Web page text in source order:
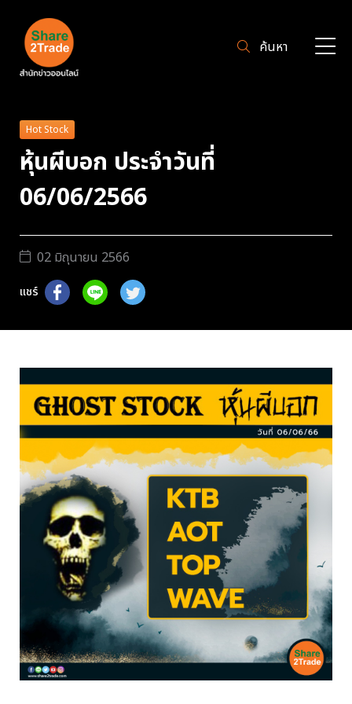
ค้นหา
Hot Stock
หุ้นผีบอก ประจำวันที่
06/06/2566
02 มิถุนายน 2566
แชร์